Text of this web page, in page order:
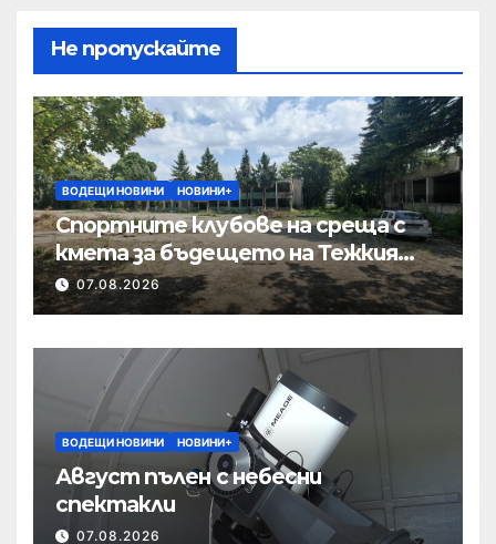
Не пропускайте
ВОДЕЩИ НОВИНИ НОВИНИ+
Спортните клубове на среща с
кмета за бъдещето на Тежкия
полк
07.08.2026
ВОДЕЩИ НОВИНИ НОВИНИ+
Август пълен с небесни
спектакли
07.08.2026